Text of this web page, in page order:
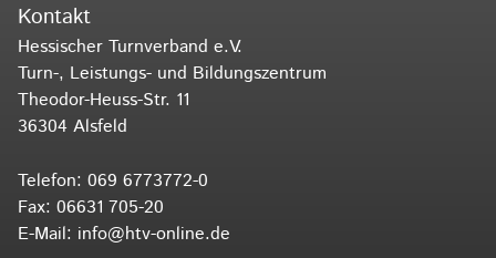
Kontakt
Hessischer Turnverband e.V.
Turn-, Leistungs- und Bildungszentrum
Theodor-Heuss-Str. 11
36304 Alsfeld
Telefon: 069 6773772-0
Fax: 06631 705-20
E-Mail: info@htv-online.de